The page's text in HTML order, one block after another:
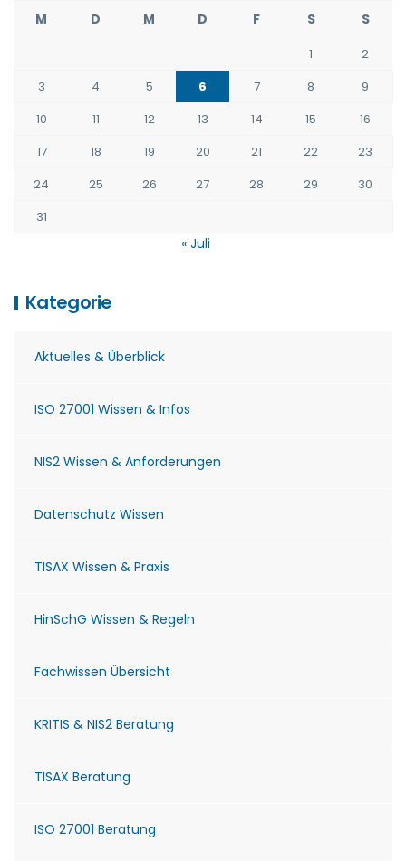
M D M D F S S
1
2
3
4 5 6 7 8
9
10
11 12 13 14 15
16
17
18 19 20 21 22
23
24
25 26 27 28 29
30
31
« Juli
Kategorie
Aktuelles & Überblick
ISO 27001 Wissen & Infos
NIS2 Wissen & Anforderungen
Datenschutz Wissen
TISAX Wissen & Praxis
HinSchG Wissen & Regeln
Fachwissen Übersicht
KRITIS & NIS2 Beratung
TISAX Beratung
ISO 27001 Beratung